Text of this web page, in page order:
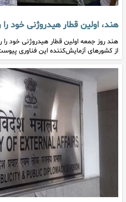
هند، اولین قطار هیدروژنی خود را
هند روز جمعه اولین قطار هیدروژنی خود را
از کشورهای آزمایش‌کننده این فناوری